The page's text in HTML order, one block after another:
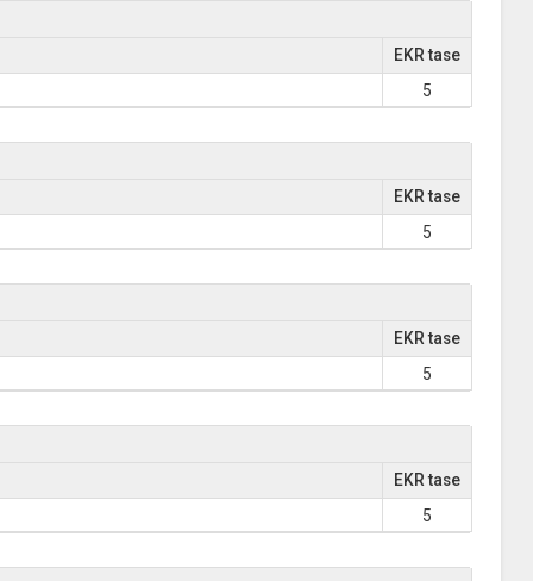
EKR tase
5
EKR tase
5
EKR tase
5
EKR tase
5